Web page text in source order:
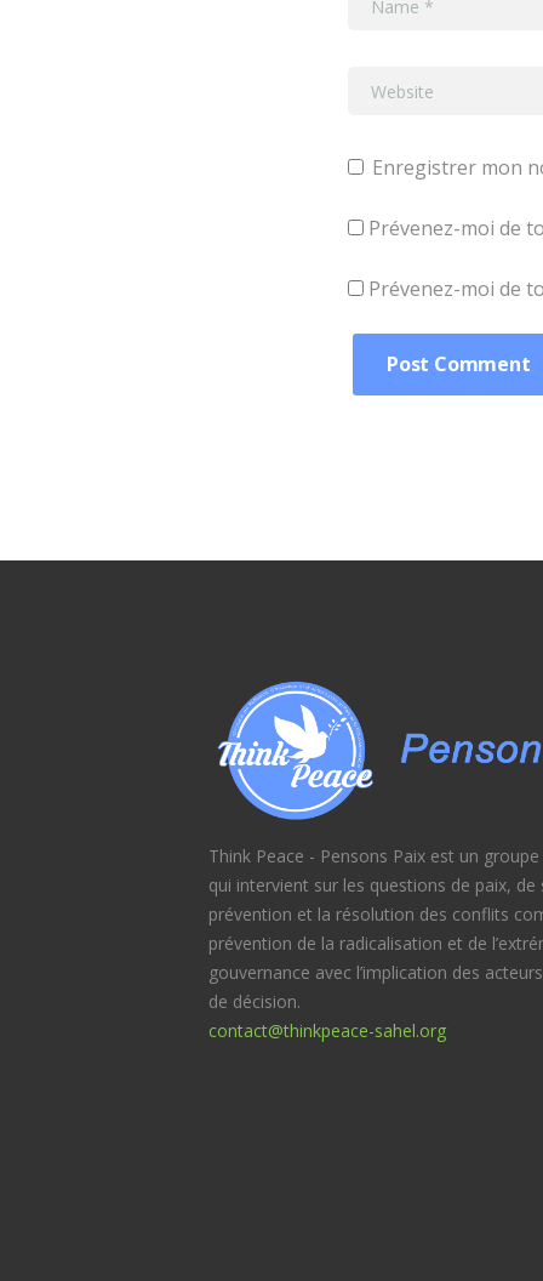
Enregistrer mon
Prévenez-moi de
Prévenez-moi de
Think Peace - Pensons Paix est un
qui intervient sur les questions de paix,
prévention et la résolution des conflits
prévention de la radicalisation et de
gouvernance avec l’implication des
de décision.
contact@thinkpeace-sahel.org